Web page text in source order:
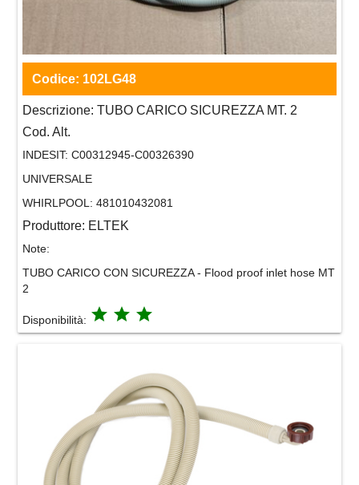
Codice: 102LG48
Descrizione: TUBO CARICO SICUREZZA MT. 2
Cod. Alt.
INDESIT: C00312945-C00326390
UNIVERSALE
WHIRLPOOL: 481010432081
Produttore: ELTEK
Note:
TUBO CARICO CON SICUREZZA - Flood proof inlet hose MT
2
Disponibilità: grade grade grade